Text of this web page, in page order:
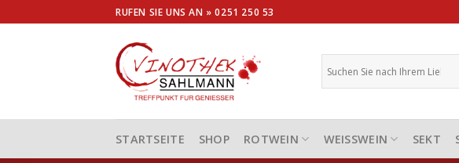
to
RUFEN SIE UNS AN »0251 250 53
STARTSEITE SHOP ROTWEIN WEISSWEIN SEKT